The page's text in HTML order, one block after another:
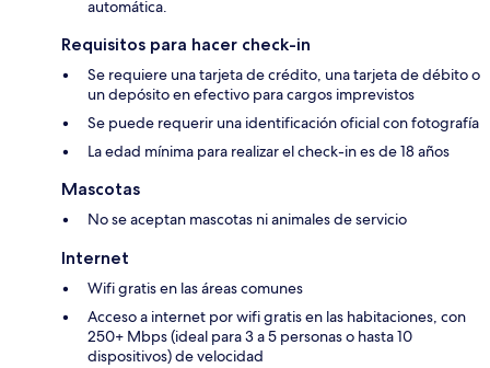
automática.
Requisitos para hacer check-in
Se requiere una tarjeta de crédito, una tarjeta de débito o
un depósito en efectivo para cargos imprevistos
Se puede requerir una identificación oficial con fotografía
La edad mínima para realizar el check-in es de 18 años
Mascotas
No se aceptan mascotas ni animales de servicio
Internet
Wifi gratis en las áreas comunes
Acceso a internet por wifi gratis en las habitaciones, con
250+ Mbps (ideal para 3 a 5 personas o hasta 10
dispositivos) de velocidad